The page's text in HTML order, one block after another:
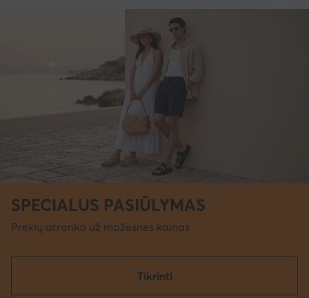
SPECIALUS PASIŪLYMAS
Prekių atranka už mažesnes kainas
Tikrinti